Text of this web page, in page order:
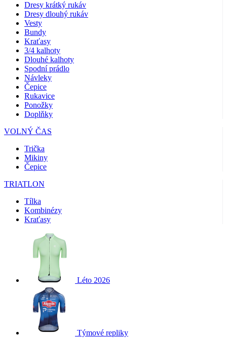
Dresy krátký rukáv
Dresy dlouhý rukáv
Vesty
Bundy
Kraťasy
3/4 kalhoty
Dlouhé kalhoty
Spodní prádlo
Návleky
Čepice
Rukavice
Ponožky
Doplňky
VOLNÝ ČAS
Trička
Mikiny
Čepice
TRIATLON
Tílka
Kombinézy
Kraťasy
Léto 2026
Týmové repliky